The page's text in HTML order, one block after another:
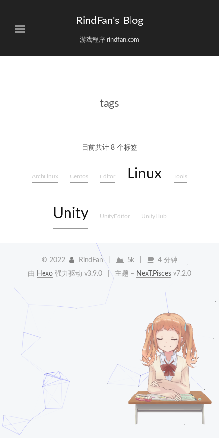
RindFan's Blog
游戏程序 rindfan.com
tags
目前共计 8 个标签
ArchLinux Centos Editor Linux Tools
Unity UnityEditor UnityHub
© 2022 RindFan 5k
4 分钟
由 Hexo 强力驱动 v3.9.0 主题 – NexT.Pisces v7.2.0